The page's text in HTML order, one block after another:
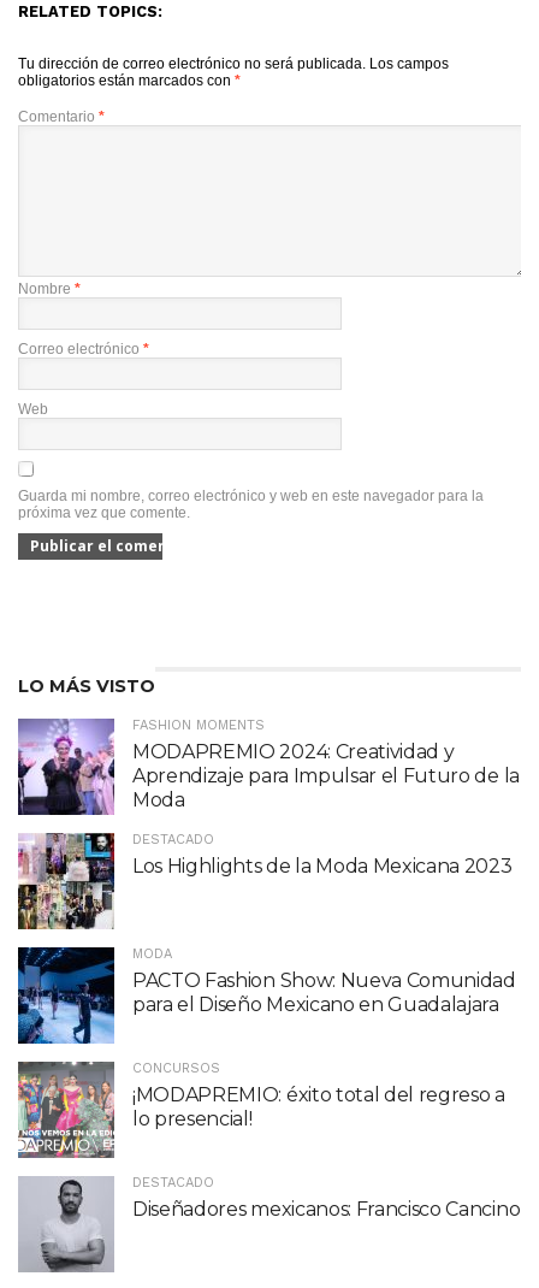
RELATED TOPICS:
Tu dirección de correo electrónico no será publicada. Los campos
obligatorios están marcados con *
Comentario *
Nombre *
Correo electrónico *
Web
Guarda mi nombre, correo electrónico y web en este navegador para la
próxima vez que comente.
LO MÁS VISTO
FASHION MOMENTS
MODAPREMIO 2024: Creatividad y
Aprendizaje para Impulsar el Futuro de la
Moda
DESTACADO
Los Highlights de la Moda Mexicana 2023
MODA
PACTO Fashion Show: Nueva Comunidad
para el Diseño Mexicano en Guadalajara
CONCURSOS
¡MODAPREMIO: éxito total del regreso a
lo presencial!
DESTACADO
Diseñadores mexicanos: Francisco Cancino